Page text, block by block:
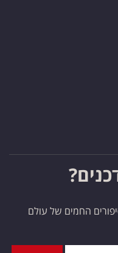
החמים של עולם